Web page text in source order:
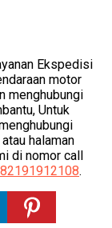
Ekspedisi
motor
menghubungi
Untuk
halaman
di nomor call
.